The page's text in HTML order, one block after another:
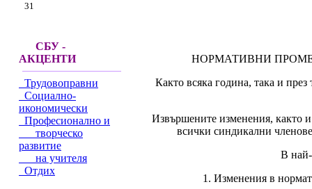
31
СБУ -
АКЦЕНТИ
Трудовоправни
Социално-
икономически
Професионално и
творческо
развитие
на учителя
Отдих
НОРМАТИВНИ
Както всяка година, така и
Извършените изменения, както
всички синдикални
В най-
1. Изменения в